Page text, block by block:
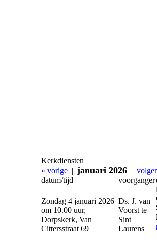
Kerkdiensten
« vorige | januari 2026 |
datum/tijd
voorganger
Zondag 4 januari 2026
om 10.00 uur,
Dorpskerk, Van
Cittersstraat 69
Ds. J. van
Voorst te
Sint
Laurens